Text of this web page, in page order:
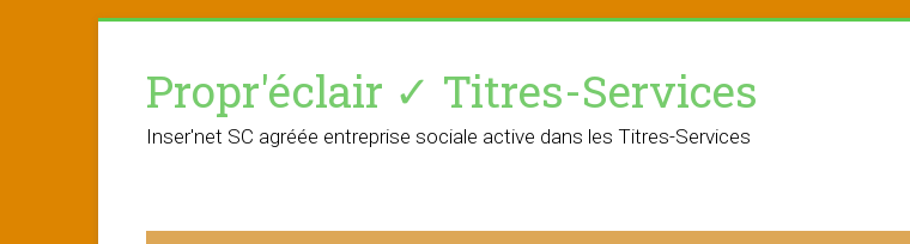
contentPropr'éclair ✓ Titres-Services
Inser'net SC agréée entreprise sociale active dans les Titres-Services